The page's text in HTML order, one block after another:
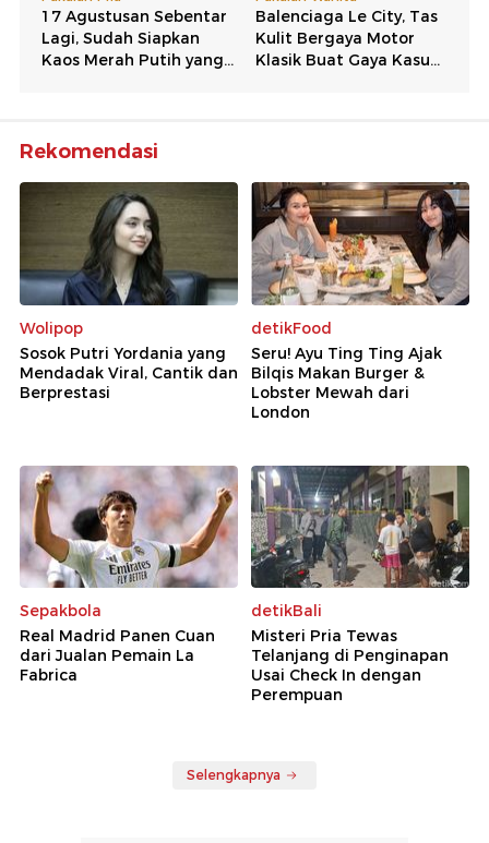
Rekomendasi
Wolipop
Sosok Putri Yordania yang
Mendadak Viral, Cantik dan
Berprestasi
detikFood
Seru! Ayu Ting Ting Ajak
Bilqis Makan Burger &
Lobster Mewah dari
London
Sepakbola
Real Madrid Panen Cuan
dari Jualan Pemain La
Fabrica
detikBali
Misteri Pria Tewas
Telanjang di Penginapan
Usai Check In dengan
Perempuan
Selengkapnya